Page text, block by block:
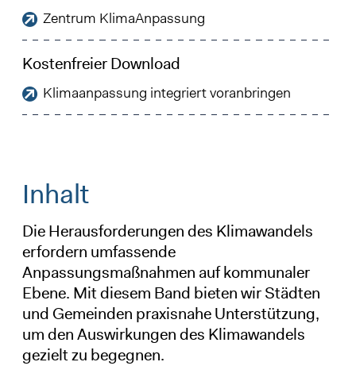
Zentrum KlimaAnpassung
Kostenfreier Download
Klimaanpassung integriert voranbringen
Inhalt
Die Herausforderungen des Klimawandels
erfordern umfassende
Anpassungsmaßnahmen auf kommunaler
Ebene. Mit diesem Band bieten wir Städten
und Gemeinden praxisnahe Unterstützung,
um den Auswirkungen des Klimawandels
gezielt zu begegnen.